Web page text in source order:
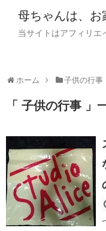
母ちゃんは、お
当サイトはアフィリエ
ホーム 子供の行事
「 子供の行事 」